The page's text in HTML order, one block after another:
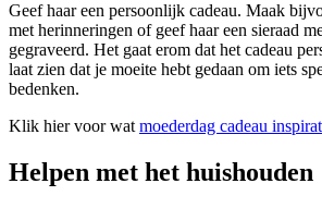
Geef haar een persoonlijk cadeau. Maak
met herinneringen of geef haar een sieraad
gegraveerd. Het gaat erom dat het cadeau
laat zien dat je moeite hebt gedaan om iets
bedenken.
Klik hier voor wat moederdag cadeau
Helpen met het huishouden